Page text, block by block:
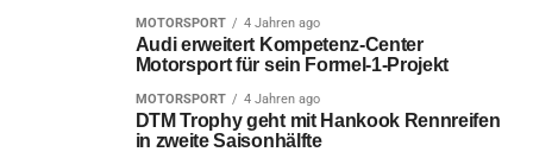
MOTORSPORT 4 Jahren ago
Audi erweitert Kompetenz-Center
Motorsport für sein Formel-1-Projekt
MOTORSPORT 4 Jahren ago
DTM Trophy geht mit Hankook Rennreifen
in zweite Saisonhälfte